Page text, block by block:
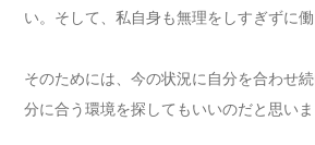
い。そして、私自身も無理をしすぎずに働
そのためには、今の状況に自分を合わせ
分に合う環境を探してもいいのだと思いま